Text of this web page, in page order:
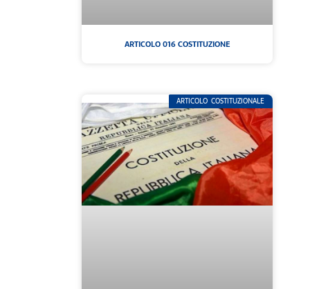
ARTICOLO 016 COSTITUZIONE
ARTICOLO COSTITUZIONALE